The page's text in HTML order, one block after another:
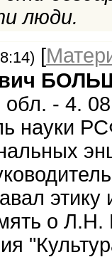
люди.
[
- 4.
науки
этику
о Л.Н.